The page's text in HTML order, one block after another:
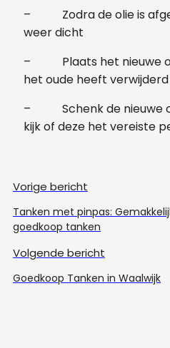
– Zodra de olie is
weer dicht
– Plaats het nieuwe
het oude heeft verwijderd
– Schenk de nieuwe
kijk of deze het vereiste
Vorige bericht
Tanken met pinpas:
goedkoop tanken
Volgende bericht
Goedkoop Tanken in Waalwijk